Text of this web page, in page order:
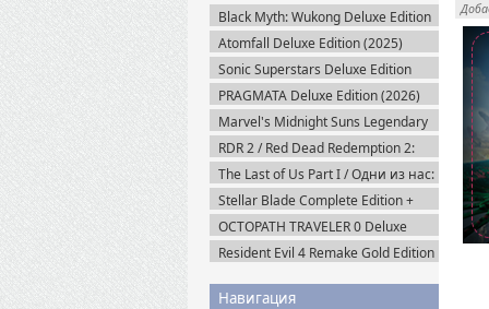
Black Myth: Wukong Deluxe Edition
(2024) Portable
Atomfall Deluxe Edition (2025)
Steam-Rip
Sonic Superstars Deluxe Edition
(2023) Steam-Rip
PRAGMATA Deluxe Edition (2026)
Пиратка
Marvel's Midnight Suns Legendary
Edition (2022) Steam-Rip
RDR 2 / Red Dead Redemption 2:
Ultimate Edition v.1491.50 (2019)
Пиратка
The Last of Us Part I / Одни из нас:
Часть I Deluxe Edition v.1.1.5.0
(2023) Пиратка
Stellar Blade Complete Edition +
Все DLC (2025) Пиратка
OCTOPATH TRAVELER 0 Deluxe
Edition v.1.0.8 (2025) Portable
Resident Evil 4 Remake Gold Edition
Навигация